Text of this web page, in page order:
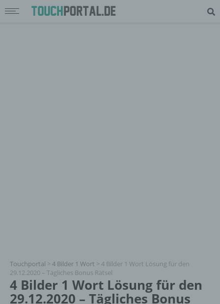
Touchportal > 4 Bilder 1 Wort > 4 Bilder 1 Wort Lösung für den
29.12.2020 – Tägliches Bonus Rätsel
4 Bilder 1 Wort Lösung für den
29.12.2020 – Tägliches Bonus